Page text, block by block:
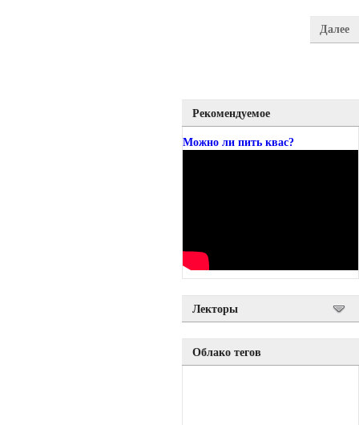
Далее
Рекомендуемое
Можно ли пить квас?
Лекторы
Облако тегов